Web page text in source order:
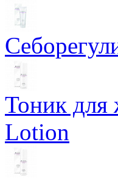
Тоник для
Lotion